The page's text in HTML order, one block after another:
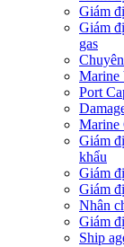
Giám
Giám
gas
Marine
Port
Marine
Giám
khẩu
Giám
Giám
Nhân
Giám
Ship